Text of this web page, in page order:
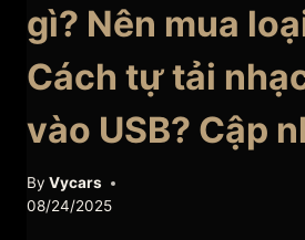
gì? Nên mua
Cách tự tải
vào USB? Cập
By Vycars
08/24/2025